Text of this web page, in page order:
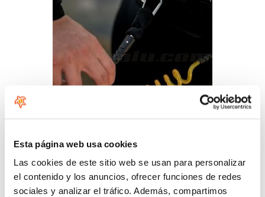
Esta página web usa cookies
Las cookies de este sitio web se usan para personalizar
el contenido y los anuncios, ofrecer funciones de redes
sociales y analizar el tráfico. Además, compartimos
Comentarios